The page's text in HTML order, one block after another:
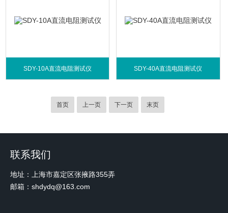
SDY-10A直流电阻测试仪 SDY-40A直流电阻测试仪
首页 上一页 下一页 末页
联系我们
地址：上海市嘉定区张掖路355弄
邮箱：shdydq@163.com